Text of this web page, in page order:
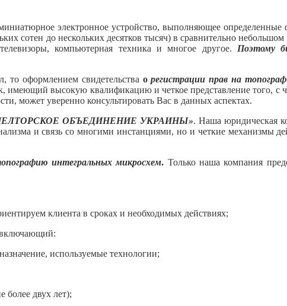
электронное устройство, выполняющее определенные
сотен до нескольких десятков тысяч) в сравнительно
компьютерная техника и многое другое. Поэтому
то оформлением свидетельства орегистрации прав на
высокую квалификацию и четкое представление того, с
может уверенно консультировать Вас в данных аспектах.
ОБЪЕДИНЕНИЕ УКРАИНЫ». Наша юридическая
и связь со многими инстанциями, но и четкие механизмы
интегральных микросхем. Только наша компания
клиента в сроках и необходимых действиях;
включающий:
используемые технологии;
более двух лет);